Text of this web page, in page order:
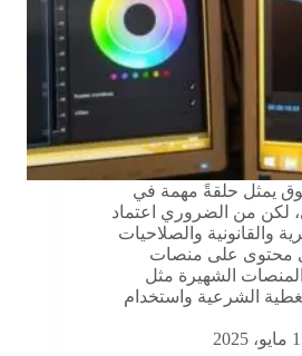
يمثل حلقةً مهمة في
لكن من الضروري اعتماد
والقانونية والصلاحيات
محتوى على منصات
المنصات الشهيرة مثل
الشرعية واستخدام
2025